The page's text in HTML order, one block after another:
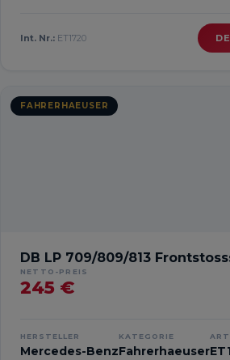
Int. Nr.: ET1720
FAHRERHAEUSER
DB LP 709/809/813
NETTO-PREIS
245 €
HERSTELLER
Mercedes-Benz
KATEGORIE
Fahrerhaeuser